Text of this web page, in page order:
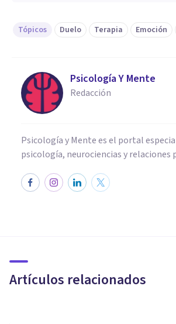
Tópicos Duelo Terapia Emoción
Psicología Y Mente
Redacción
Psicología y Mente es el portal
psicología, neurociencias y relaciones
Artículos relacionados
trauma